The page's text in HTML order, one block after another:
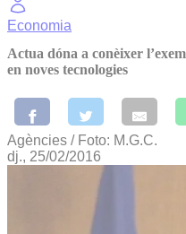
Economia
Actua dóna a conèixer
en noves tecnologies
Agències / Foto: M.G.C.
dj., 25/02/2016